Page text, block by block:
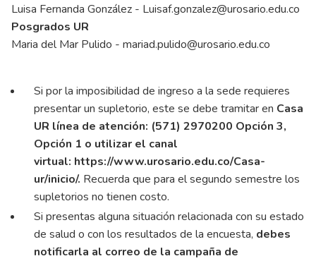
Luisa Fernanda González - Luisaf.gonzalez@urosario.edu.co
Posgrados UR
Maria del Mar Pulido - mariad.pulido@urosario.edu.co
Si por la imposibilidad de ingreso a la sede requieres
presentar un supletorio, este se debe tramitar en Casa
UR línea de atención: (571) 2970200 Opción 3,
Opción 1 o utilizar el canal
virtual: https://www.urosario.edu.co/Casa-
ur/inicio/. Recuerda que para el segundo semestre los
supletorios no tienen costo.
Si presentas alguna situación relacionada con su estado
de salud o con los resultados de la encuesta, debes
notificarla al correo de la campaña de